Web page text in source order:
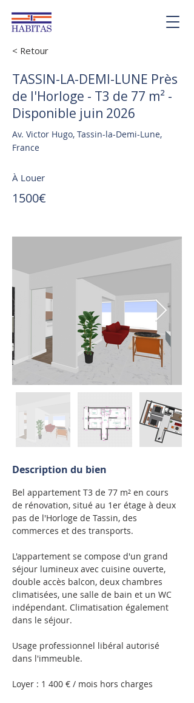
< Retour
TASSIN-LA-DEMI-LUNE Près
de l'Horloge - T3 de 77 m² -
Disponible juin 2026
Av. Victor Hugo, Tassin-la-Demi-Lune,
France
À Louer
1500€
Description du bien
Bel appartement T3 de 77 m² en cours
de rénovation, situé au 1er étage à deux
pas de l'Horloge de Tassin, des
commerces et des transports.
L'appartement se compose d'un grand
séjour lumineux avec cuisine ouverte,
double accès balcon, deux chambres
climatisées, une salle de bain et un WC
indépendant. Climatisation également
dans le séjour.
Usage professionnel libéral autorisé
dans l'immeuble.
Loyer : 1 400 € / mois hors charges